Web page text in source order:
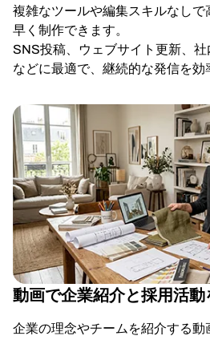
複雑なツールや編集スキルなし
早く制作できます。
SNS投稿、ウェブサイト更新、
などに最適で、継続的な発信を効
動画で企業紹介と採用活動
企業の理念やチームを紹介する動